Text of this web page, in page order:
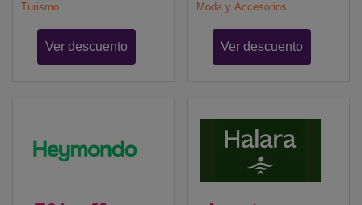
Turismo
Ver descuento
Moda y Accesorios
Ver descuento